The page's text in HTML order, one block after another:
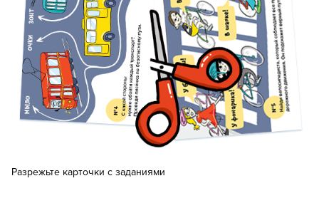
Разрежьте карточки с заданиями